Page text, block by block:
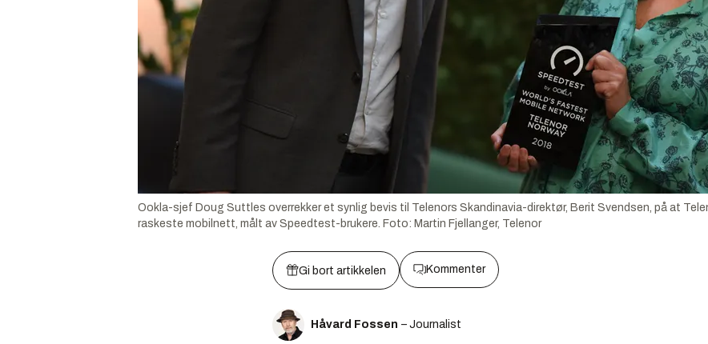
Ookla-sjef Doug Suttles overrekker et synlig bevis til Telenors Skandinavia-direktør, Berit Svendsen, på at
raskeste mobilnett, målt av Speedtest-brukere. Foto: Martin Fjellanger, Telenor
Gi bort artikkelen Kommenter
Håvard Fossen – Journalist